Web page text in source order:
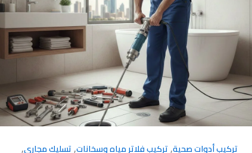
تركيب أدوات صحية,تركيب فلاتر مياه وسخانات,تسليك مجاري,